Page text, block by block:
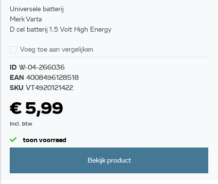
Universele batterij
Merk Varta
D cel batterij 1.5 Volt High Energy
Voeg toe aan vergelijken
ID W-04-266036
EAN 4008496128518
SKU VT4920121422
€ 5,99
Incl. btw
toon voorraad
Bekijk product